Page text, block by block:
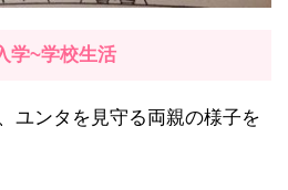
学~学校生活
ユンタを見守る両親の様子を